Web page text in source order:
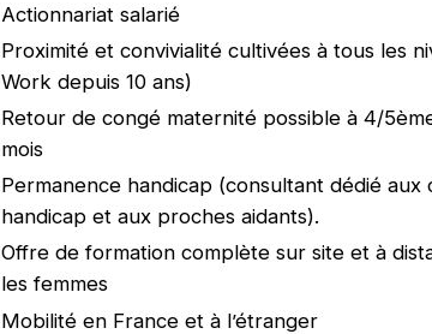
Actionnariat salarié
Proximité et convivialité cultivées à tous les
Work depuis 10 ans)
Retour de congé maternité possible à 4/
mois
Permanence handicap (consultant dédié
handicap et aux proches aidants).
Offre de formation complète sur site et à
les femmes
Mobilité en France et à l’étranger